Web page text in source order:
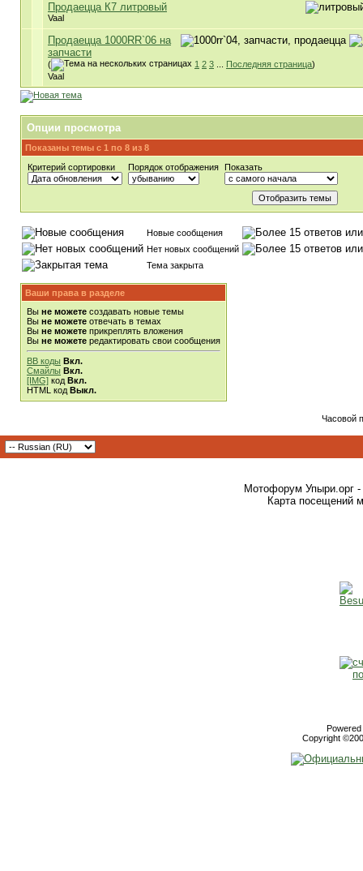
Продаецца К7 литровый
Vaal
Продаецца 1000RR`06 на
запчасти
( 1 2 3 Последняя страница)
Vaal
Опции просмотра
Показаны темы с 1 по 8 из 8
Критерий сортировки
Порядок отображения Показать
Новые сообщения
Нет новых сообщений
Тема закрыта
Ваши права в разделе
Вы не можете создавать новые темы
Вы не можете отвечать в темах
Вы не можете прикреплять вложения
Вы не можете редактировать свои сообщения
BB коды Вкл.
Смайлы Вкл.
[IMG] код Вкл.
HTML код Выкл.
Часовой
Мотофорум Упыри.орг -
Карта посещений
Copyright